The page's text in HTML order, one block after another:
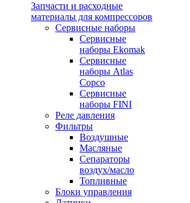
Запчасти и расходные
материалы для компрессоров
Cервисные наборы
Сервисные
наборы Ekomak
Cервисные
наборы Atlas
Copco
Сервисные
наборы FINI
Реле давления
Фильтры
Воздушные
Масляные
Сепараторы
воздух/масло
Топливные
Блоки управления